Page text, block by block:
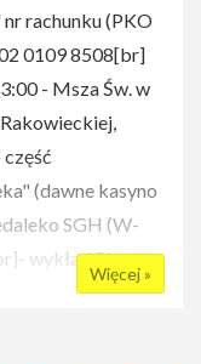
rachunku (PKO
0109 8508[br]
- Msza Św. w
(dawne kasyno
SGH (W-
wykład Piotra
Soli Deo"
Więcej »